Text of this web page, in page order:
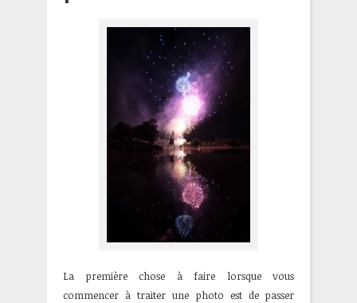
La première chose à faire lorsque vous
commencer à traiter une photo est de passer